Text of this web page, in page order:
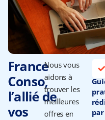
France
Conso,
l’allié de
vos
Nous vous
aidons à
trouver les
meilleures
offres en